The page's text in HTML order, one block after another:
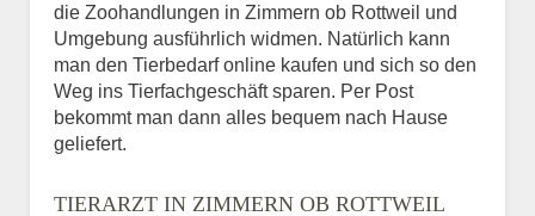
die Zoohandlungen in Zimmern ob Rottweil und
Umgebung ausführlich widmen. Natürlich kann
man den Tierbedarf online kaufen und sich so den
Weg ins Tierfachgeschäft sparen. Per Post
bekommt man dann alles bequem nach Hause
geliefert.
TIERARZT IN ZIMMERN OB ROTTWEIL